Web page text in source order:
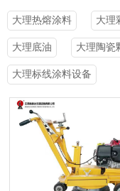
大理热熔涂料 大理
大理底油 大理陶瓷
大理标线涂料设备